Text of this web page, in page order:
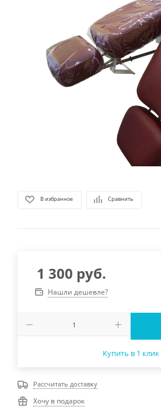
В избранное Сравнить
1 300 руб.
Нашли дешевле?
Купить в 1 клик
Рассчитать доставку
Хочу в подарок